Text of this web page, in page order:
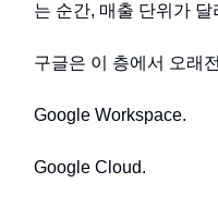
는 순간, 매출 단위가 달
구글은 이 층에서 오래
Google Workspace.
Google Cloud.